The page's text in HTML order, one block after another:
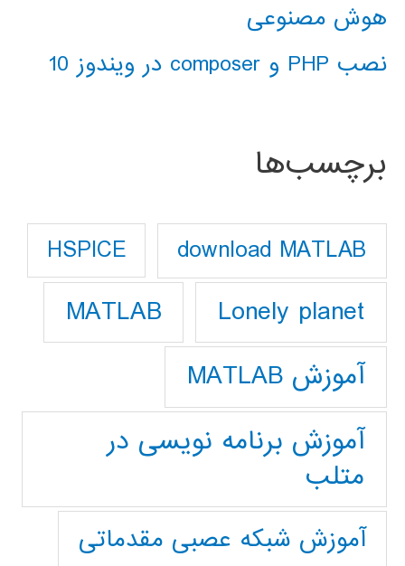
هوش مصنوعی
نصب PHP و composer در ویندوز 10
برچسب‌ها
download MATLAB
HSPICE
Lonely planet
MATLAB
آموزش MATLAB
آموزش برنامه نویسی در
متلب
آموزش شبکه عصبی مقدماتی